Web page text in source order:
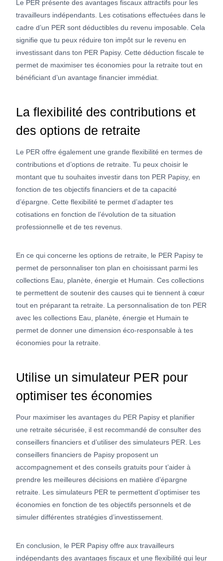
Le PER présente des avantages fiscaux attractifs pour les
travailleurs indépendants. Les cotisations effectuées dans le
cadre d’un PER sont déductibles du revenu imposable. Cela
signifie que tu peux réduire ton impôt sur le revenu en
investissant dans ton PER Papisy. Cette déduction fiscale te
permet de maximiser tes économies pour la retraite tout en
bénéficiant d’un avantage financier immédiat.
La flexibilité des contributions et
des options de retraite
Le PER offre également une grande flexibilité en termes de
contributions et d’options de retraite. Tu peux choisir le
montant que tu souhaites investir dans ton PER Papisy, en
fonction de tes objectifs financiers et de ta capacité
d’épargne. Cette flexibilité te permet d’adapter tes
cotisations en fonction de l’évolution de ta situation
professionnelle et de tes revenus.
En ce qui concerne les options de retraite, le PER Papisy te
permet de personnaliser ton plan en choisissant parmi les
collections Eau, planète, énergie et Humain. Ces collections
te permettent de soutenir des causes qui te tiennent à cœur
tout en préparant ta retraite. La personnalisation de ton PER
avec les collections Eau, planète, énergie et Humain te
permet de donner une dimension éco-responsable à tes
économies pour la retraite.
Utilise un simulateur PER pour
optimiser tes économies
Pour maximiser les avantages du PER Papisy et planifier
une retraite sécurisée, il est recommandé de consulter des
conseillers financiers et d’utiliser des simulateurs PER. Les
conseillers financiers de Papisy proposent un
accompagnement et des conseils gratuits pour t’aider à
prendre les meilleures décisions en matière d’épargne
retraite. Les simulateurs PER te permettent d’optimiser tes
économies en fonction de tes objectifs personnels et de
simuler différentes stratégies d’investissement.
En conclusion, le PER Papisy offre aux travailleurs
indépendants des avantages fiscaux et une flexibilité qui leur